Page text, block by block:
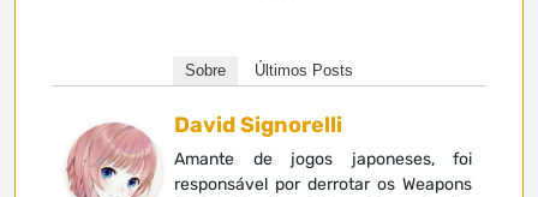
Sobre Últimos Posts
David Signorelli
Amante de jogos japoneses, foi
responsável por derrotar os Weapons